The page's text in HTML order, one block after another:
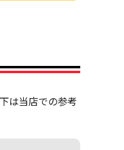
は当店での参考